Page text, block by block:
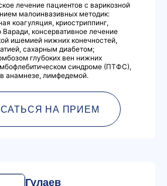
лечение пациентов с варикозной
малоинвазивных методик:
коагуляция, криостриппинг,
консервативное лечение
ишемией нижних конечностей,
сахарным диабетом;
глубоких вен нижних
синдроме (ПТФС),
анамнезе, лимфедемой.
НА ПРИЕМ
Гулаев